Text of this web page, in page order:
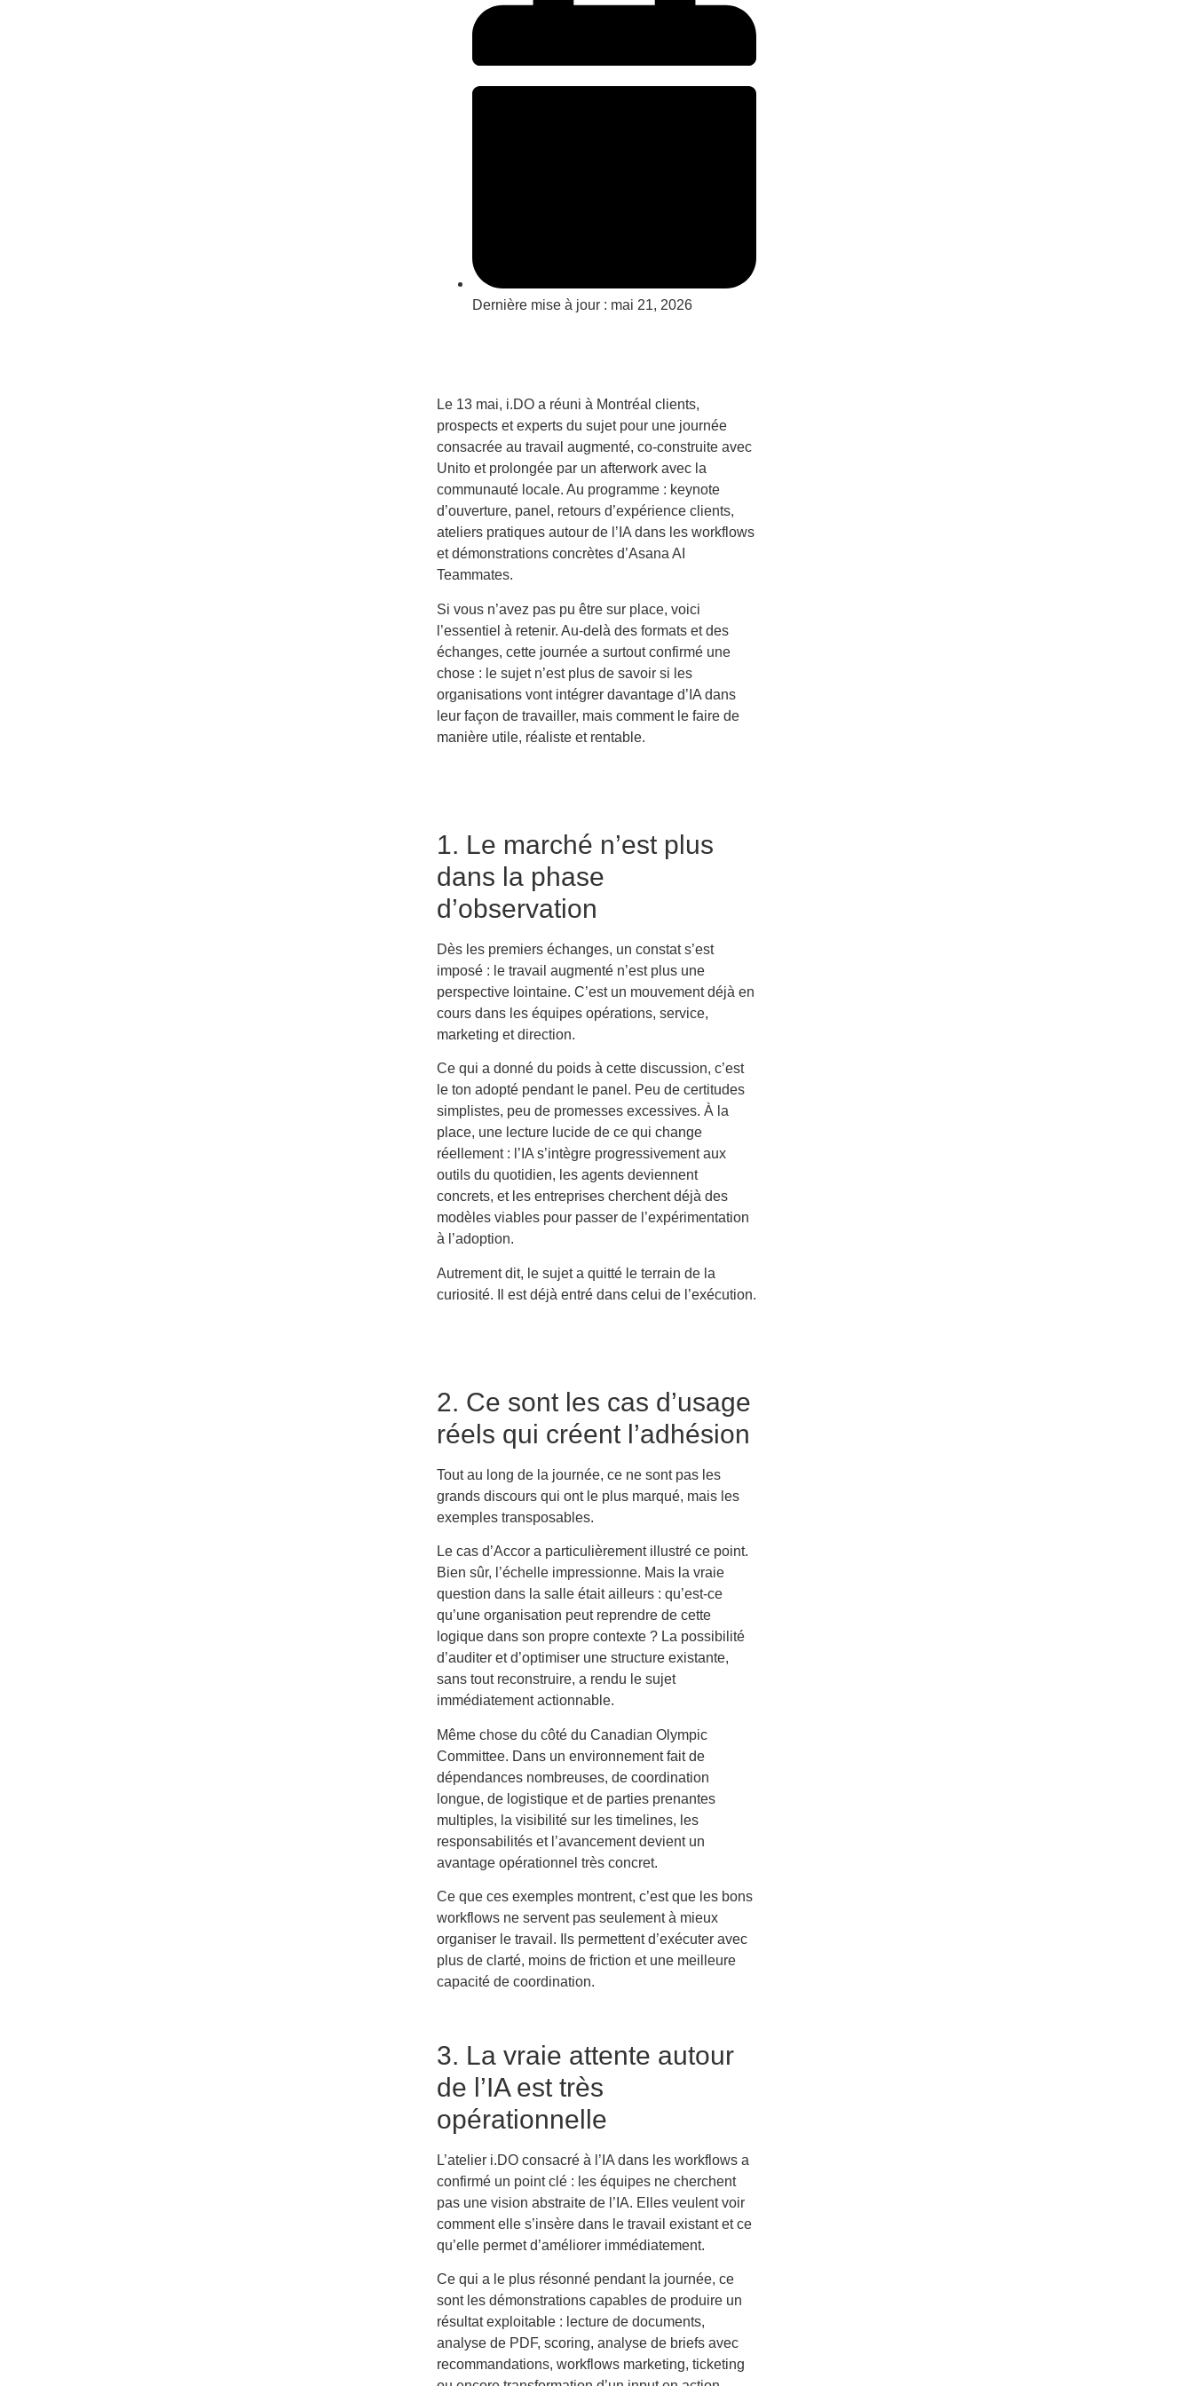
Dernière mise à jour : mai 21, 2026
Le 13 mai, i.DO a réuni à Montréal clients,
prospects et experts du sujet pour une journée
consacrée au travail augmenté, co-construite avec
Unito et prolongée par un afterwork avec la
communauté locale. Au programme : keynote
d’ouverture, panel, retours d’expérience clients,
ateliers pratiques autour de l’IA dans les workflows
et démonstrations concrètes d’Asana AI
Teammates.
Si vous n’avez pas pu être sur place, voici
l’essentiel à retenir. Au-delà des formats et des
échanges, cette journée a surtout confirmé une
chose : le sujet n’est plus de savoir si les
organisations vont intégrer davantage d’IA dans
leur façon de travailler, mais comment le faire de
manière utile, réaliste et rentable.
1. Le marché n’est plus
dans la phase
d’observation
Dès les premiers échanges, un constat s’est
imposé : le travail augmenté n’est plus une
perspective lointaine. C’est un mouvement déjà en
cours dans les équipes opérations, service,
marketing et direction.
Ce qui a donné du poids à cette discussion, c’est
le ton adopté pendant le panel. Peu de certitudes
simplistes, peu de promesses excessives. À la
place, une lecture lucide de ce qui change
réellement : l’IA s’intègre progressivement aux
outils du quotidien, les agents deviennent
concrets, et les entreprises cherchent déjà des
modèles viables pour passer de l’expérimentation
à l’adoption.
Autrement dit, le sujet a quitté le terrain de la
curiosité. Il est déjà entré dans celui de l’exécution.
2. Ce sont les cas d’usage
réels qui créent l’adhésion
Tout au long de la journée, ce ne sont pas les
grands discours qui ont le plus marqué, mais les
exemples transposables.
Le cas d’Accor a particulièrement illustré ce point.
Bien sûr, l’échelle impressionne. Mais la vraie
question dans la salle était ailleurs : qu’est-ce
qu’une organisation peut reprendre de cette
logique dans son propre contexte ? La possibilité
d’auditer et d’optimiser une structure existante,
sans tout reconstruire, a rendu le sujet
immédiatement actionnable.
Même chose du côté du Canadian Olympic
Committee. Dans un environnement fait de
dépendances nombreuses, de coordination
longue, de logistique et de parties prenantes
multiples, la visibilité sur les timelines, les
responsabilités et l’avancement devient un
avantage opérationnel très concret.
Ce que ces exemples montrent, c’est que les bons
workflows ne servent pas seulement à mieux
organiser le travail. Ils permettent d’exécuter avec
plus de clarté, moins de friction et une meilleure
capacité de coordination.
3. La vraie attente autour
de l’IA est très
opérationnelle
L’atelier i.DO consacré à l’IA dans les workflows a
confirmé un point clé : les équipes ne cherchent
pas une vision abstraite de l’IA. Elles veulent voir
comment elle s’insère dans le travail existant et ce
qu’elle permet d’améliorer immédiatement.
Ce qui a le plus résonné pendant la journée, ce
sont les démonstrations capables de produire un
résultat exploitable : lecture de documents,
analyse de PDF, scoring, analyse de briefs avec
recommandations, workflows marketing, ticketing